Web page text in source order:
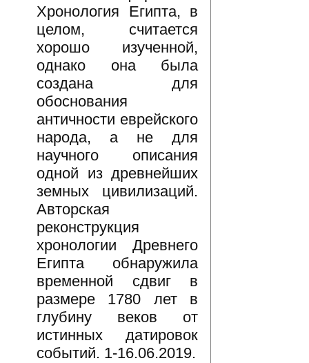
Хронология Египта, в
целом, считается
хорошо изученной,
однако она была
создана для
обоснования
античности еврейского
народа, а не для
научного описания
одной из древнейших
земных цивилизаций.
Авторская
реконструкция
хронологии Древнего
Египта обнаружила
временной сдвиг в
размере 1780 лет в
глубину веков от
истинных датировок
событий. 1-16.06.2019.